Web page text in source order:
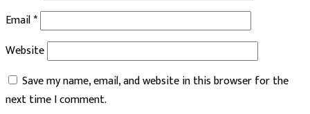
Email*
Website
Save my name, email, and website in this browser for the
next time I comment.